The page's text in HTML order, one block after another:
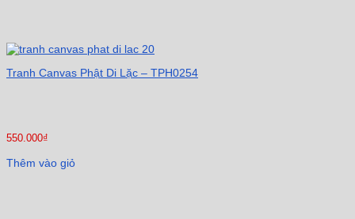
Tranh Canvas Phật Di Lặc – TPH0254
550.000₫
Thêm vào giỏ